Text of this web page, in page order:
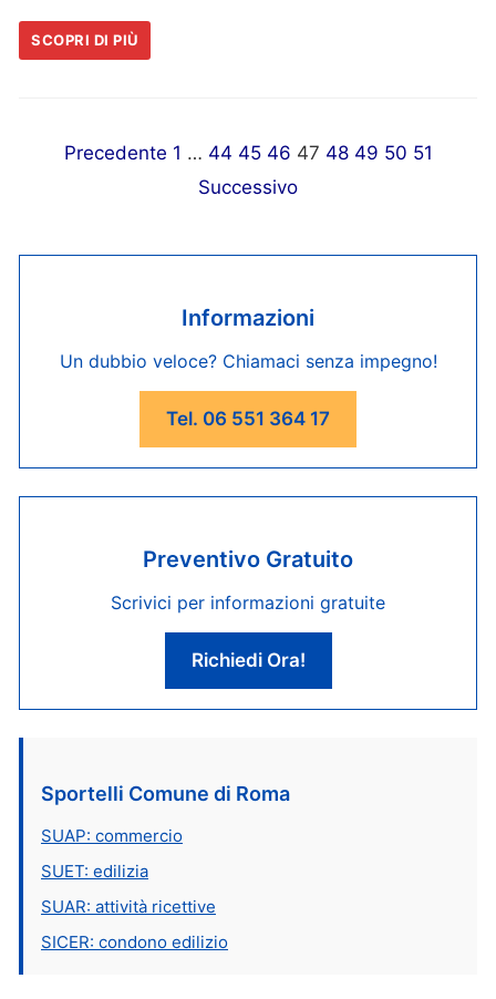
SCOPRI DI PIÙ
Paginazione
Precedente 1 … 44 45 46 47 48 49 50 51
Successivo
Informazioni
Un dubbio veloce? Chiamaci senza impegno!
Tel. 06 551 364 17
Preventivo Gratuito
Scrivici per informazioni gratuite
Richiedi Ora!
Sportelli Comune di Roma
SUAP: commercio
SUET: edilizia
SUAR: attività ricettive
SICER: condono edilizio